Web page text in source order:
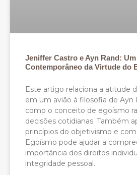
Jeniffer Castro e Ayn Rand:
Contemporâneo da Virtude do
Este artigo relaciona a atitude
em um avião à filosofia de Ayn
como o conceito de egoísmo
decisões cotidianas. Também
princípios do objetivismo e
Egoísmo pode ajudar a
importância dos direitos
integridade pessoal.